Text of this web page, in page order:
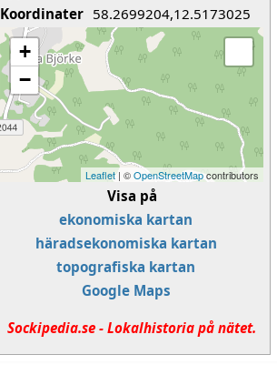
Koordinater 58.2699204,12.5173025
+
−
Leaflet | ©OpenStreetMapcontributors
Visa på
ekonomiska kartan
häradsekonomiska kartan
topografiska kartan
Google Maps
Sockipedia.se - Lokalhistoria på nätet.